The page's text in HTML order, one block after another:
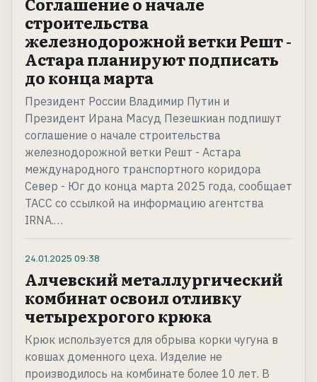
строительства
железнодорожной ветки Решт -
Астара планируют подписать
до конца марта
Президент России Владимир Путин и
Президент Ирана Масуд Пезешкиан подпишут
соглашение о начале строительства
железнодорожной ветки Решт - Астара
международного транспортного коридора
Север - Юг до конца марта 2025 года, сообщает
ТАСС со ссылкой на информацию агентства
IRNA.…
24.01.2025 09:38
Алчевский металлургический
комбинат освоил отливку
четырехрогого крюка
Крюк используется для обрыва корки чугуна в
ковшах доменного цеха. Изделие не
производилось на комбинате более 10 лет. В